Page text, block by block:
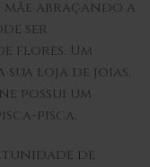
mãe abraçando a
ser
flores. Um
loja de joias,
possui um
pisca.
de